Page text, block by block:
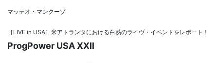
マッテオ・マンクーゾ
［LIVE in USA］米アトランタにおける白熱のライヴ・イベントをレポート！
ProgPower USA ⅩⅫ